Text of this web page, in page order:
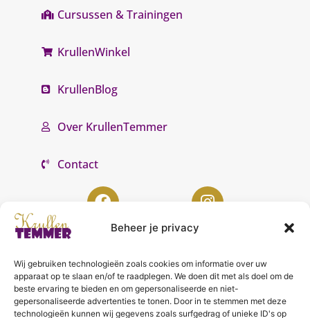
Beheer je privacy
Wij gebruiken technologieën zoals cookies om informatie over uw
apparaat op te slaan en/of te raadplegen. We doen dit met als doel om de
beste ervaring te bieden en om gepersonaliseerde en niet-
gepersonaliseerde advertenties te tonen. Door in te stemmen met deze
technologieën kunnen wij gegevens zoals surfgedrag of unieke ID's op
Cursussen & Trainingen
KrullenWinkel
KrullenBlog
Over KrullenTemmer
Contact
KrullenTemmer Lelystad
Punter 10 02